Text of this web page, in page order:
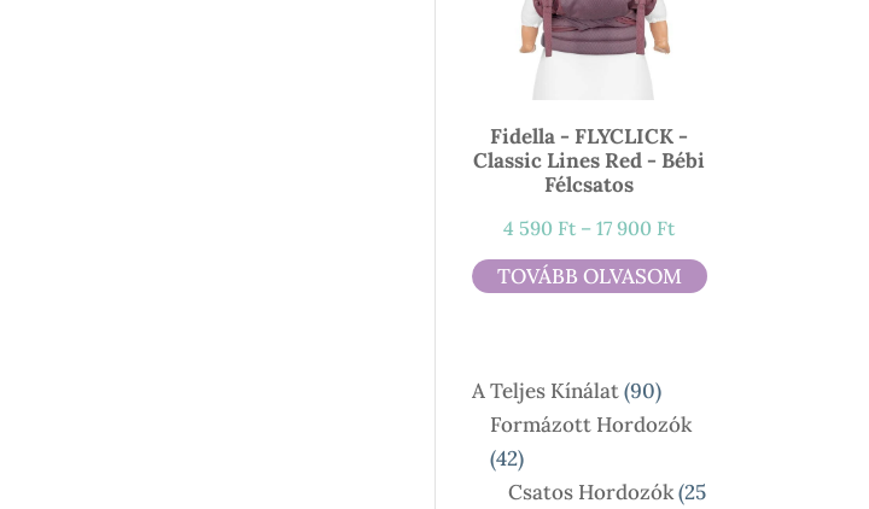
Fidella - FLYCLICK -
Classic Lines Red - Bébi
Félcsatos
4 590 Ft – 17 900 FtÁrtartomány:
4
590 Ft
TOVÁBB OLVASOM
A Teljes Kínálat 9090
Termék
Formázott Hordozók
4242
Termék
Csatos Hordozók 25